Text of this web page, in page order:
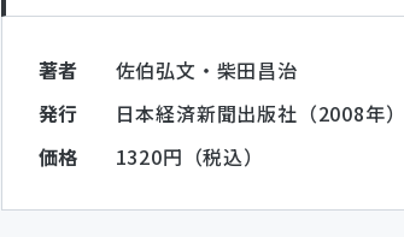
著者
佐伯弘文・柴田昌治
発行
日本経済新聞出版社（2008年）
価格
1320円（税込）